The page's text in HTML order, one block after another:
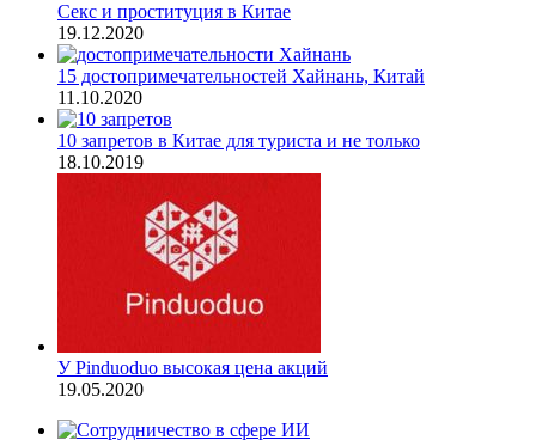
Секс и проституция в Китае
19.12.2020
15 достопримечательностей Хайнань, Китай
11.10.2020
10 запретов в Китае для туриста и не только
18.10.2019
У Pinduoduo высокая цена акций
19.05.2020